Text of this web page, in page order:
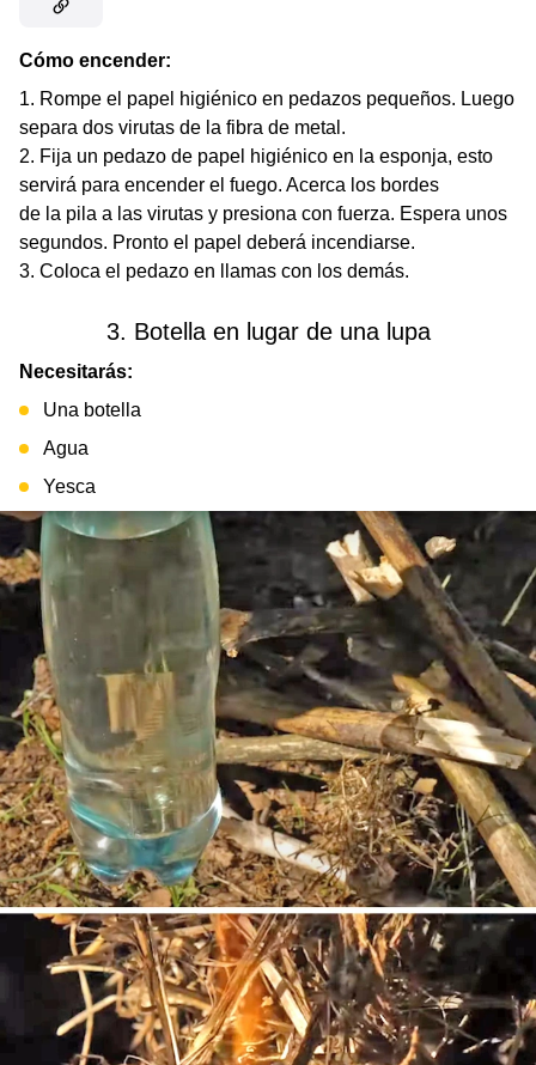
Cómo encender:
Rompe el papel higiénico en pedazos pequeños. Luego
separa dos virutas de la fibra de metal.
Fija un pedazo de papel higiénico en la esponja, esto
servirá para encender el fuego. Acerca los bordes
de la pila a las virutas y presiona con fuerza. Espera unos
segundos. Pronto el papel deberá incendiarse.
Coloca el pedazo en llamas con los demás.
3. Botella en lugar de una lupa
Necesitarás:
Una botella
Agua
Yesca